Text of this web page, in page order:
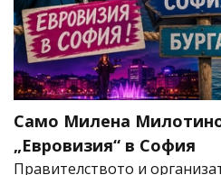
Само Милена
„Евровизия“ в София
Правителството и